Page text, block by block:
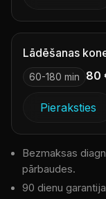
Lādēšanas
60-180 min 80
Pieraksties
Bezmaksas
pārbaudes.
90 dienu